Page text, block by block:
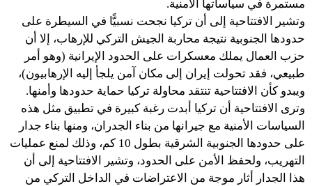
مستمرة في سياساتها الأمنية.
وتشير الافتتاحية إلى أن تركيا نجحت نسبيًّا في السيطرة على
حدودها الجنوبية نتيجة محاربة الجيش التركي للإرهاب، إلا أن
حزب العمال يملك معسكرات على الحدود الإيرانية (وهو أمر
طبيعي، فقد تحولت إيران إلى مكان آمن يلجأ إليه الإرهابيون)،
ويبدو كأن الافتتاحية تنتقد محاولة تركيا حماية حدودها وأمنها.
وترى الافتتاحية أن تركيا أبدت رغبة كبيرة في تطبيق مثل هذه
السياسات الأمنية مع جيرانها من بناء الجدران، ومنها بناء جدار
على حدودها الجنوبية الشرقية بطول 10 كم، وذلك لمنع عمليات
التهريب، ولحفظ الأمن على الحدود، وتشير الافتتاحية إلى أن
هذا الجدار أثار موجة من الاعتراضات في الداخل التركي من